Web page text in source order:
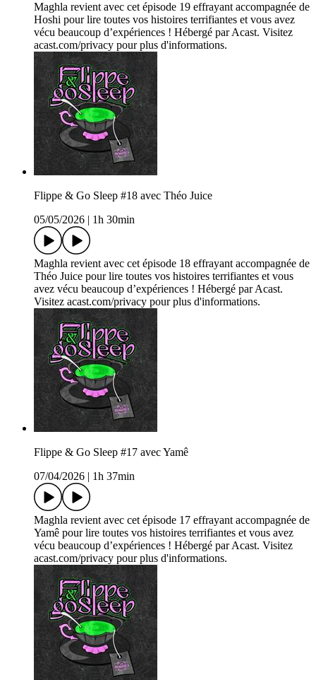
Maghla revient avec cet épisode 19 effrayant accompagnée de
Hoshi pour lire toutes vos histoires terrifiantes et vous avez
vécu beaucoup d’expériences ! Hébergé par Acast. Visitez
acast.com/privacy pour plus d'informations.
Flippe & Go Sleep #18 avec Théo Juice
05/05/2026
1h 30min
Maghla revient avec cet épisode 18 effrayant accompagnée de
Théo Juice pour lire toutes vos histoires terrifiantes et vous
avez vécu beaucoup d’expériences ! Hébergé par Acast.
Visitez acast.com/privacy pour plus d'informations.
Flippe & Go Sleep #17 avec Yamê
07/04/2026
1h 37min
Maghla revient avec cet épisode 17 effrayant accompagnée de
Yamê pour lire toutes vos histoires terrifiantes et vous avez
vécu beaucoup d’expériences ! Hébergé par Acast. Visitez
acast.com/privacy pour plus d'informations.